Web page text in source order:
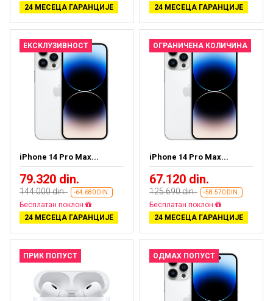
24 МЕСЕЦА ГАРАНЦИЈЕ
24 МЕСЕЦА ГАРАНЦИЈЕ
ЕКСКЛУЗИВНОСТ
iPhone 14 Pro Max...
79.320 din.
144.000 din. -64.680 DIN.
Бесплатан поклон
24 МЕСЕЦА ГАРАНЦИЈЕ
ОГРАНИЧЕНА КОЛИЧИНА
iPhone 14 Pro Max...
67.120 din.
125.690 din. -58.570 DIN.
Бесплатан поклон
24 МЕСЕЦА ГАРАНЦИЈЕ
ПРИК ПОПУСТ ОДМАХ ПОПУСТ